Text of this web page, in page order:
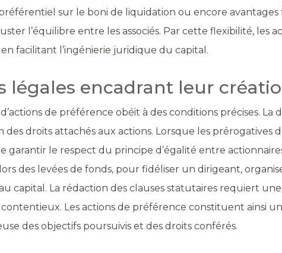
sur le boni de liquidation ou encore avantages
l’équilibre entre les associés. Par cette flexibilité, les
facilitant l’ingénierie juridique du capital.
légales encadrant leur
de préférence obéit à des conditions précises. La
droits attachés aux actions. Lorsque les prérogatives
garantir le respect du principe d’égalité entre
des levées de fonds, pour fidéliser un dirigeant,
capital. La rédaction des clauses statutaires requiert
Les actions de préférence constituent ainsi
des objectifs poursuivis et des droits conférés.